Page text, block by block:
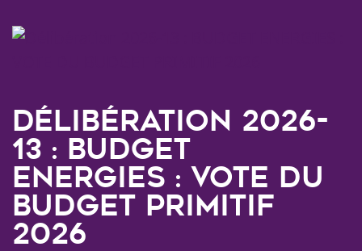
Délibération 2026-
13 : BUDGET
ENERGIES : VOTE DU
BUDGET PRIMITIF
2026